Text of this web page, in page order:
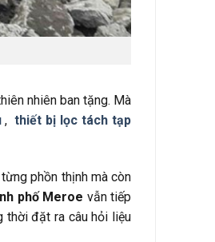
nhiên ban tặng. Mà
, thiết bị lọc tách tạp
phồn thịnh mà còn
phố Meroe vẫn tiếp
thời đặt ra câu hỏi liệu